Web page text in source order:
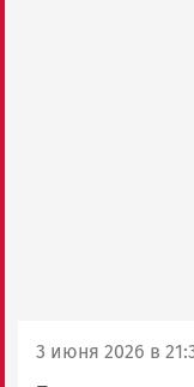
3 июня 2026 в